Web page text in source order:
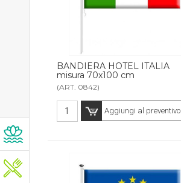
BANDIERA HOTEL ITALIA
misura 70x100 cm
(ART. 0842)
Aggiungi al preventivo